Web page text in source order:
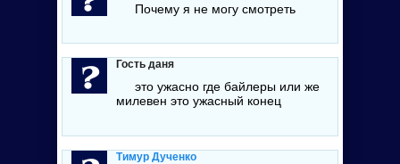
Почему я не могу смотреть
Гость даня
это ужасно где байлеры или же
милевен это ужасный конец
Тимур Дученко